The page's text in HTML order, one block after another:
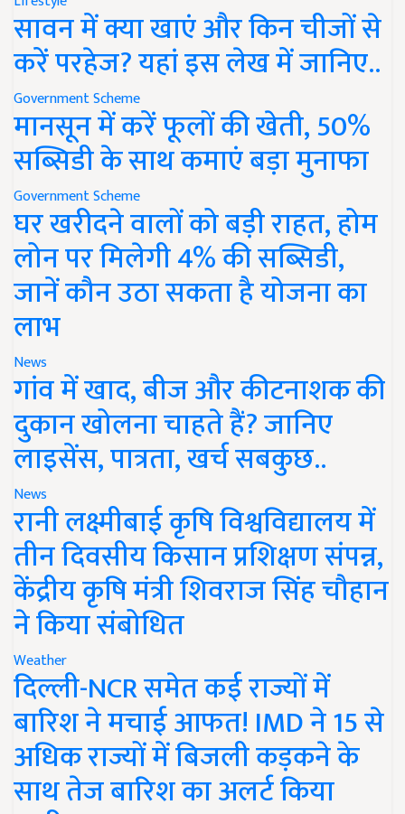
सावन में क्या खाएं और किन चीजों से
करें परहेज? यहां इस लेख में जानिए..
Government Scheme
मानसून में करें फूलों की खेती, 50%
सब्सिडी के साथ कमाएं बड़ा मुनाफा
Government Scheme
घर खरीदने वालों को बड़ी राहत, होम
लोन पर मिलेगी 4% की सब्सिडी,
जानें कौन उठा सकता है योजना का
लाभ
News
गांव में खाद, बीज और कीटनाशक की
दुकान खोलना चाहते हैं? जानिए
लाइसेंस, पात्रता, खर्च सबकुछ..
News
रानी लक्ष्मीबाई कृषि विश्वविद्यालय में
तीन दिवसीय किसान प्रशिक्षण संपन्न,
केंद्रीय कृषि मंत्री शिवराज सिंह चौहान
ने किया संबोधित
Weather
दिल्ली-NCR समेत कई राज्यों में
बारिश ने मचाई आफत! IMD ने 15 से
अधिक राज्यों में बिजली कड़कने के
साथ तेज बारिश का अलर्ट किया